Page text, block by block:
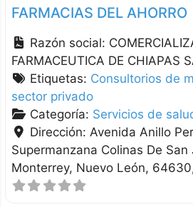
FARMACIAS DEL AHORRO
Razón social:
FARMACEUTICA DE CHIAPAS
Etiquetas: Consultorios de
sector privado
Categoría: Servicios de
Dirección: Avenida Anillo
Supermanzana Colinas De San
Monterrey Nuevo León 64630